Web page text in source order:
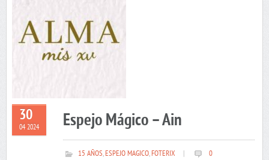
30
04 2024 Espejo Mágico – Ain
15 AÑOS,ESPEJO MAGICO,FOTERIX 0